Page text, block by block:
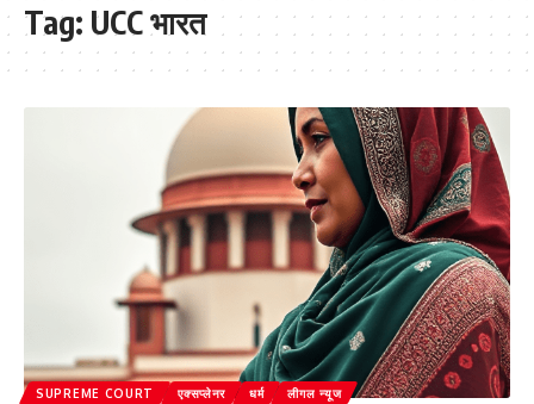
Tag: UCC भारत
SUPREME COURT एक्सप्लेनर धर्म लीगल न्यूज